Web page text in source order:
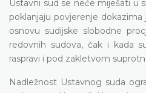
Ustavni sud se neće miješati u
poklanjaju povjerenje
osnovu sudijske slobodne
redovnih sudova, čak i kada
raspravi i pod zakletvom
Nadležnost Ustavnog suda